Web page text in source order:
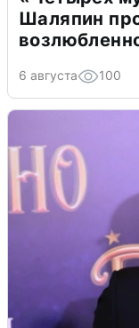
Шаляпин
6 августа 100